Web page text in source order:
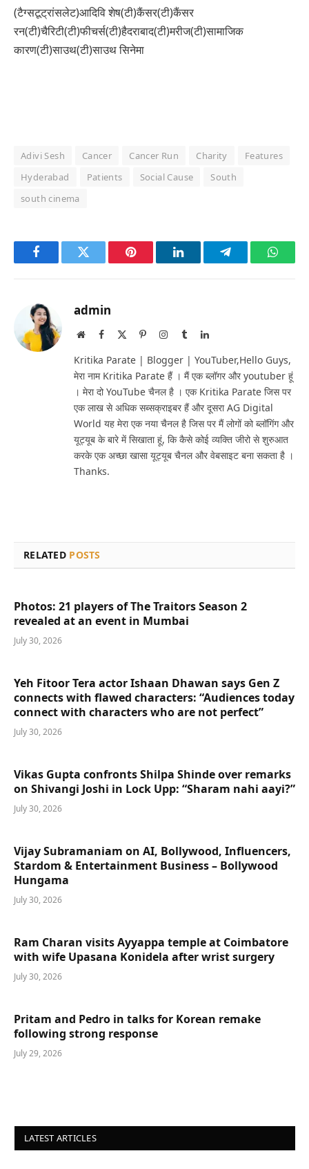
(टैग्सटूट्रांसलेट)आदिवि शेष(टी)कैंसर(टी)कैंसर
रन(टी)चैरिटी(टी)फीचर्स(टी)हैदराबाद(टी)मरीज(टी)सामाजिक
कारण(टी)साउथ(टी)साउथ सिनेमा
Adivi Sesh Cancer Cancer Run Charity
Features
Hyderabad
Patients Social Cause
South
south cinema
FacebookTwitter Pinterest LinkedInTelegram
admin
WebsiteFacebook PinterestInstagram
TumblrLinkedIn
Kritika Parate | Blogger | YouTuber,Hello Guys,
मेरा नाम Kritika Parate हैं । मैं एक ब्लॉगर और youtuber हूं
। मेरा दो YouTube चैनल है । एक Kritika Parate जिस पर
एक लाख से अधिक सब्सक्राइबर हैं और दूसरा AG Digital
World यह मेरा एक नया चैनल है जिस पर मैं लोगों को ब्लॉगिंग और
यूट्यूब के बारे में सिखाता हूं, कि कैसे कोई व्यक्ति जीरो से शुरुआत
करके एक अच्छा खासा यूट्यूब चैनल और वेबसाइट बना सकता है ।
Thanks.
RELATED POSTS
Photos: 21 players of The Traitors Season 2
revealed at an event in Mumbai
July 30, 2026
Yeh Fitoor Tera actor Ishaan Dhawan says Gen Z
connects with flawed characters: “Audiences today
connect with characters who are not perfect”
July 30, 2026
Vikas Gupta confronts Shilpa Shinde over remarks
on Shivangi Joshi in Lock Upp: “Sharam nahi aayi?”
July 30, 2026
Vijay Subramaniam on AI, Bollywood, Influencers,
Stardom & Entertainment Business – Bollywood
Hungama
July 30, 2026
Ram Charan visits Ayyappa temple at Coimbatore
with wife Upasana Konidela after wrist surgery
July 30, 2026
Pritam and Pedro in talks for Korean remake
following strong response
July 29, 2026
LATEST ARTICLES